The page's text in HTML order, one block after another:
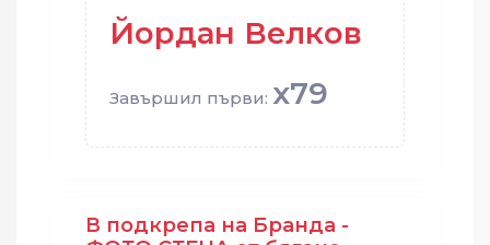
Йордан Велков
Завършил първи: x79
В подкрепа на Бранда -